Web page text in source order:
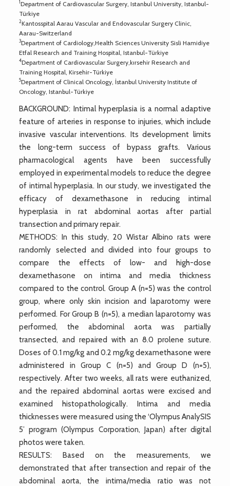
1Department of Cardiovascular Surgery, Istanbul University, Istanbul-
Türkiye
2Kantosspital Aarau Vascular and Endovascular Surgery Clinic,
Aarau-Switzerland
3Department of Cardiology,Health Sciences University Sisli Hamidiye
Etfal Research and Training Hospital, Istanbul-Türkiye
4Department of Cardiovascular Surgery,kırsehir Research and
Training Hospital, Kirsehir-Türkiye
5Department of Clinical Oncology, İstanbul University Institute of
Oncology, Istanbul-Türkiye
BACKGROUND: Intimal hyperplasia is a normal adaptive
feature of arteries in response to injuries, which include
invasive vascular interventions. Its development limits
the long-term success of bypass grafts. Various
pharmacological agents have been successfully
employed in experimental models to reduce the degree
of intimal hyperplasia. In our study, we investigated the
efficacy of dexamethasone in reducing intimal
hyperplasia in rat abdominal aortas after partial
transection and primary repair.
METHODS: In this study, 20 Wistar Albino rats were
randomly selected and divided into four groups to
compare the effects of low- and high-dose
dexamethasone on intima and media thickness
compared to the control. Group A (n=5) was the control
group, where only skin incision and laparotomy were
performed. For Group B (n=5), a median laparotomy was
performed, the abdominal aorta was partially
transected, and repaired with an 8.0 prolene suture.
Doses of 0.1 mg/kg and 0.2 mg/kg dexamethasone were
administered in Group C (n=5) and Group D (n=5),
respectively. After two weeks, all rats were euthanized,
and the repaired abdominal aortas were excised and
examined histopathologically. Intima and media
thicknesses were measured using the ‘Olympus AnalySIS
5’ program (Olympus Corporation, Japan) after digital
photos were taken.
RESULTS: Based on the measurements, we
demonstrated that after transection and repair of the
abdominal aorta, the intima/media ratio was not